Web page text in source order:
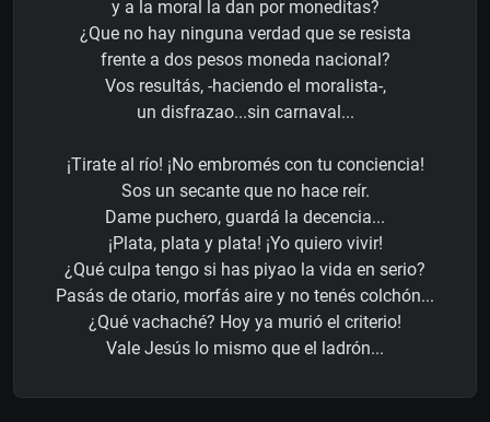
y a la moral la dan por moneditas?
¿Que no hay ninguna verdad que se resista
frente a dos pesos moneda nacional?
Vos resultás, -haciendo el moralista-,
un disfrazao...sin carnaval...
¡Tirate al río! ¡No embromés con tu conciencia!
Sos un secante que no hace reír.
Dame puchero, guardá la decencia...
¡Plata, plata y plata! ¡Yo quiero vivir!
¿Qué culpa tengo si has piyao la vida en serio?
Pasás de otario, morfás aire y no tenés colchón...
¿Qué vachaché? Hoy ya murió el criterio!
Vale Jesús lo mismo que el ladrón...